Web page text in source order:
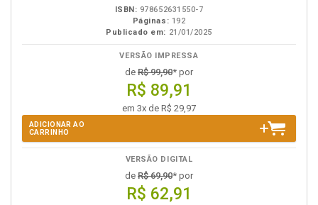
ISBN: 978652631550-7
Páginas: 192
Publicado em: 21/01/2025
VERSÃO IMPRESSA
de R$ 99,90* por
R$ 89,91
em 3x de R$ 29,97
ADICIONAR AO
CARRINHO
VERSÃO DIGITAL
de R$ 69,90* por
R$ 62,91